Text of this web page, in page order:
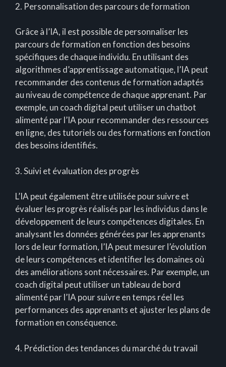
2. Personnalisation des parcours de formation
Grâce à l’IA, il est possible de personnaliser les
parcours de formation en fonction des besoins
spécifiques de chaque individu. En utilisant des
algorithmes d’apprentissage automatique, l’IA peut
recommander des contenus de formation adaptés
au niveau de compétence de chaque apprenant. Par
exemple, un coach digital peut utiliser un chatbot
alimenté par l’IA pour recommander des ressources
en ligne, des tutoriels ou des formations en fonction
des besoins identifiés.
3. Suivi et évaluation des progrès
L’IA peut également être utilisée pour suivre et
évaluer les progrès réalisés par les individus dans le
développement de leurs compétences digitales. En
analysant les données générées par les apprenants
lors de leur formation, l’IA peut mesurer l’évolution
de leurs compétences et identifier les domaines où
des améliorations sont nécessaires. Par exemple, un
coach digital peut utiliser un tableau de bord
alimenté par l’IA pour suivre en temps réel les
performances des apprenants et ajuster les plans de
formation en conséquence.
4. Prédiction des tendances du marché du travail